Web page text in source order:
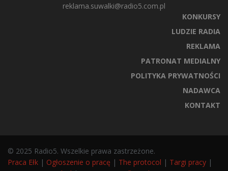
reklama.suwalki@radio5.com.pl
KONKURSY
LUDZIE RADIA
REKLAMA
PATRONAT MEDIALNY
POLITYKA PRYWATNOŚCI
NADAWCA
KONTAKT
© 2025 Radio5. Wszelkie prawa zastrzeżone.
Praca Ełk | Ogłoszenie o pracę | The protocol | Targi pracy |